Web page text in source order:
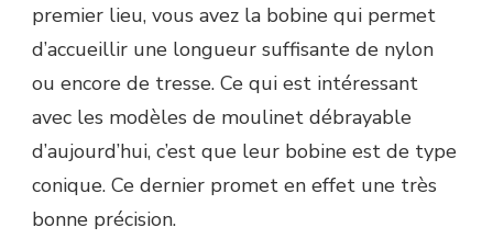
premier lieu, vous avez la bobine qui permet
d’accueillir une longueur suffisante de nylon
ou encore de tresse. Ce qui est intéressant
avec les modèles de moulinet débrayable
d’aujourd’hui, c’est que leur bobine est de type
conique. Ce dernier promet en effet une très
bonne précision.